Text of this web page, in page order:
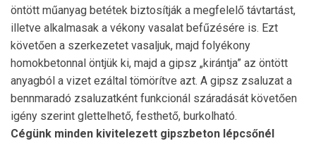
öntött műanyag betétek biztosítják a megfelelő távtartást,
illetve alkalmasak a vékony vasalat befűzésére is. Ezt
követően a szerkezetet vasaljuk, majd folyékony
homokbetonnal öntjük ki, majd a gipsz „kirántja” az öntött
anyagból a vizet ezáltal tömörítve azt. A gipsz zsaluzat a
bennmaradó zsaluzatként funkcionál száradását követően
igény szerint glettelhető, festhető, burkolható.
Cégünk minden kivitelezett gipszbeton lépcsőnél